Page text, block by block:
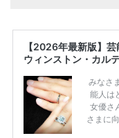
【2026年最新版】
ウィンストン・カル
みなさ
能人は
女優さ
さまに